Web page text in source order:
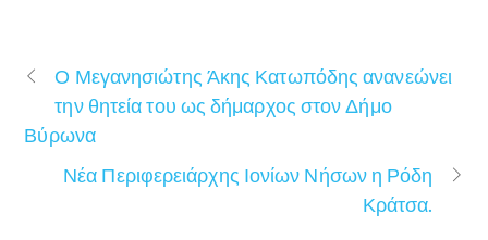
Ο Μεγανησιώτης Άκης Κατωπόδης ανανεώνει
την θητεία του ως δήμαρχος στον Δήμο
Βύρωνα
Νέα Περιφερειάρχης Ιονίων Νήσων η Ρόδη
Κράτσα.